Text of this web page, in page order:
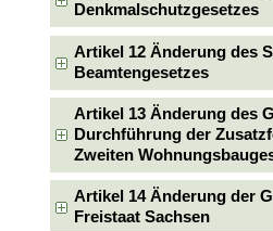
Denkmalschutzgesetzes
Artikel 12 Änderung des
Beamtengesetzes
Artikel 13 Änderung des
Durchführung der
Zweiten
Artikel 14 Änderung der
Freistaat Sachsen